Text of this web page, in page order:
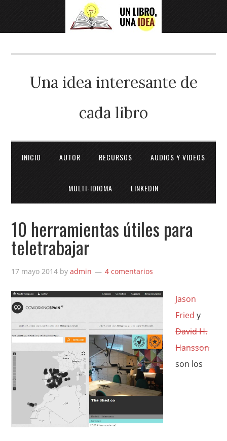
Una idea interesante de
cada libro
INICIO AUTOR RECURSOS AUDIOS Y VIDEOS
MULTI-IDIOMA LINKEDIN
10 herramientas útiles para
teletrabajar
17 mayo 2014 byadmin 4 comentarios
Jason
Fried y
David H.
Hansson
son los